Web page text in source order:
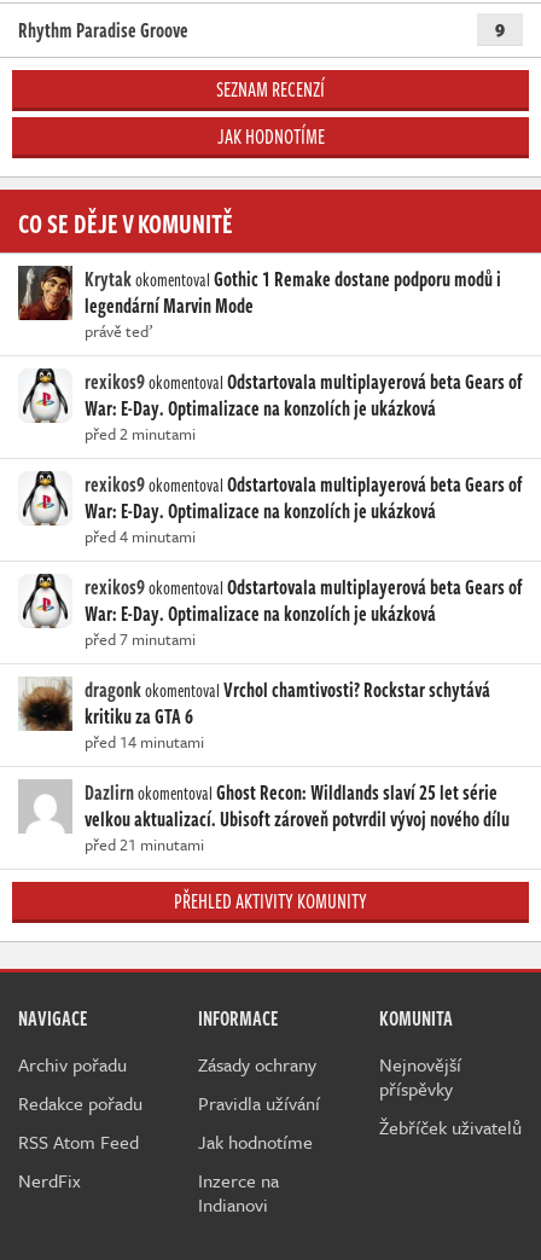
Rhythm Paradise Groove 9
SEZNAM RECENZÍ
JAK HODNOTÍME
CO SE DĚJE V KOMUNITĚ
KrytakokomentovalGothic 1 Remake dostane podporu modů i
legendární Marvin Mode
právě teď
rexikos9okomentovalOdstartovala multiplayerová beta Gears of
War: E-Day. Optimalizace na konzolích je ukázková
před 2 minutami
rexikos9okomentovalOdstartovala multiplayerová beta Gears of
War: E-Day. Optimalizace na konzolích je ukázková
před 4 minutami
rexikos9okomentovalOdstartovala multiplayerová beta Gears of
War: E-Day. Optimalizace na konzolích je ukázková
před 7 minutami
dragonkokomentovalVrchol chamtivosti? Rockstar schytává
kritiku za GTA 6
před 14 minutami
DazlirnokomentovalGhost Recon: Wildlands slaví 25 let série
velkou aktualizací. Ubisoft zároveň potvrdil vývoj nového dílu
před 21 minutami
PŘEHLED AKTIVITY KOMUNITY
NAVIGACE
Archiv pořadu
Redakce pořadu
RSS Atom Feed
NerdFix
INFORMACE
Zásady ochrany
Pravidla užívání
Jak hodnotíme
Inzerce na
Indianovi
KOMUNITA
Nejnovější
příspěvky
Žebříček uživatelů